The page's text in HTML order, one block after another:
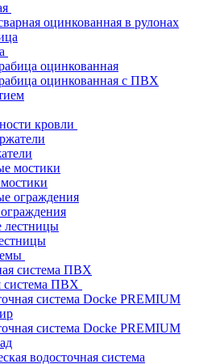
оцинкованная в рулонах
оцинкованная
оцинкованная с ПВХ
кровли
система ПВХ
система Docke PREMIUM
система Docke PREMIUM